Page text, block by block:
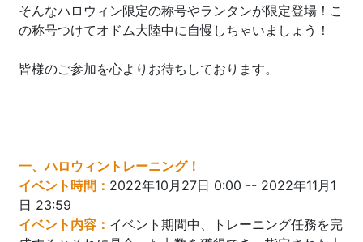
そんなハロウィン限定の称号やランタンが限定登場！こ
の称号つけてオドム大陸中に自慢しちゃいましょう！
皆様のご参加を心よりお待ちしております。
一、ハロウィントレーニング！
イベント時間： 2022年10月27日 0:00 -- 2022年11月1
日 23:59
イベント内容： イベント期間中、トレーニング任務を完